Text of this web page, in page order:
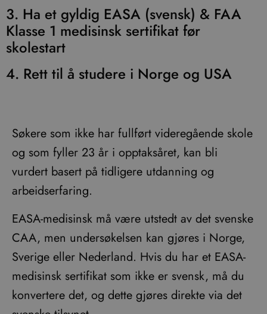
3. Ha et gyldig EASA (svensk) & FAA
Klasse 1 medisinsk sertifikat før
skolestart
4. Rett til å studere i Norge og USA
Søkere som ikke har fullført videregående skole
og som fyller 23 år i opptaksåret, kan bli
vurdert basert på tidligere utdanning og
arbeidserfaring.
EASA-medisinsk må være utstedt av det svenske
CAA, men undersøkelsen kan gjøres i Norge,
Sverige eller Nederland. Hvis du har et EASA-
medisinsk sertifikat som ikke er svensk, må du
konvertere det, og dette gjøres direkte via det